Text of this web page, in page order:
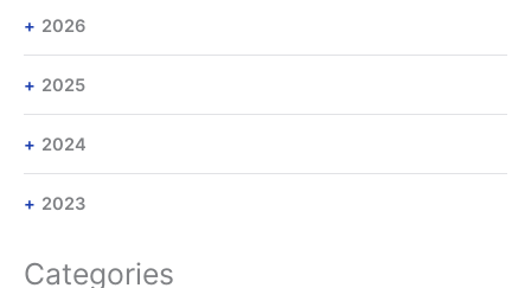
2026
2025
2024
2023
Categories